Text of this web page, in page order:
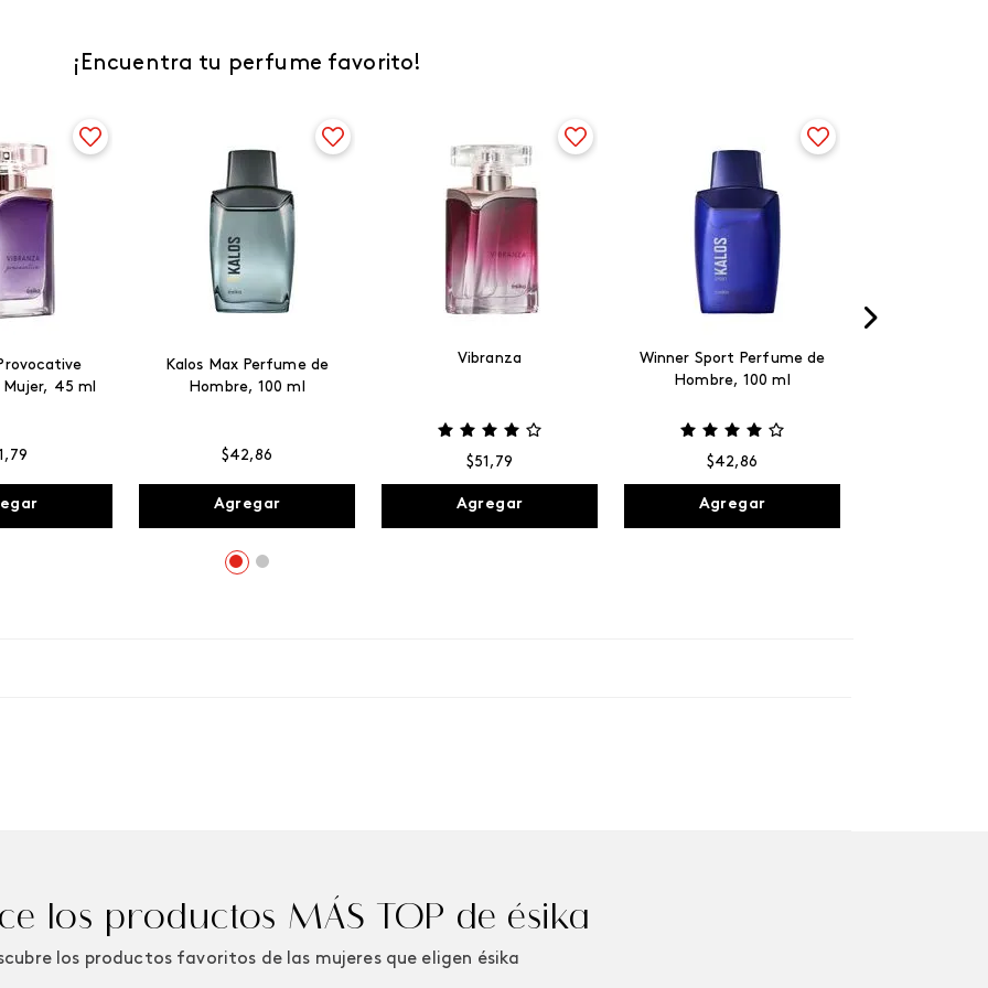
¡Encuentra tu perfume favorito!
45 ml
, 79
Kalos Max Perfume de
Hombre, 100 ml
$42,86
Agregar
Vibranza
$51 , 79
Agregar
Winner Sport Perfume de
Hombre, 100 ml
$42,86
Agregar
los productos MÁS TOP de ésika
los productos favoritos de las mujeres que eligen ésika